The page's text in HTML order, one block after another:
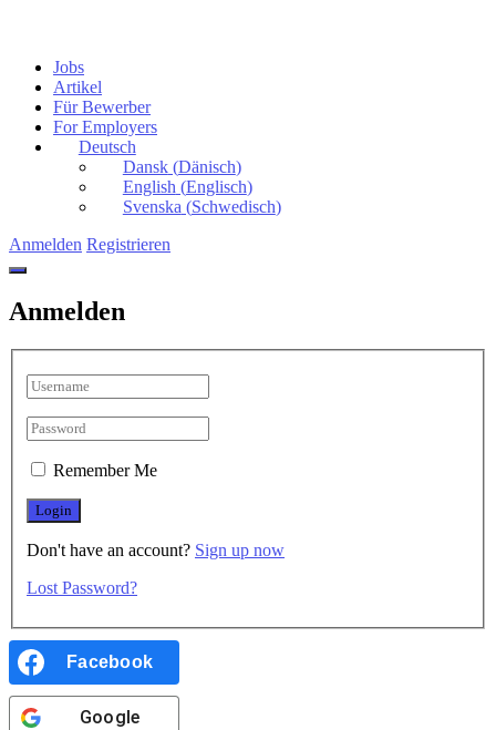
Jobs
Artikel
Für Bewerber
For Employers
Deutsch
Dansk(Dänisch)
English (Englisch)
Svenska (Schwedisch)
Anmelden Registrieren
Anmelden
Remember Me
Don't have an account? Sign up now
Lost Password?
Facebook
Google